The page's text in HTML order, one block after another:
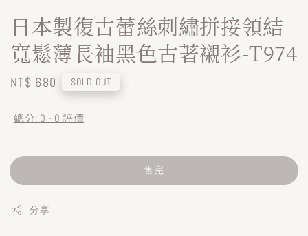
日本製復古蕾絲刺繡拼接領結
寬鬆薄長袖黑色古著襯衫-T974
Regular
NT$ 680 SOLD OUT
總分: 0 - 0 評價
售完
分享